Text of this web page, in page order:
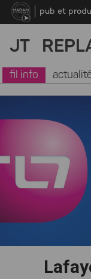
pub et
JT
fil info